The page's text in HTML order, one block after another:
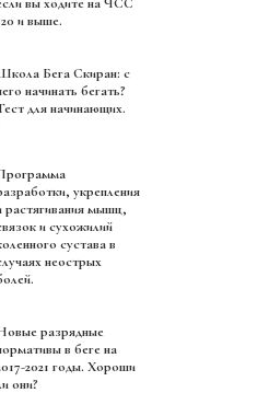
и выше.
Скиран: с
начинать бегать?
для начинающих.
укрепления
растягивания мышц,
и сухожилий
сустава в
неострых
в беге на
2021 годы. Хороши
они?